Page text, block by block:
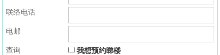
联络电话
电邮
查询
我想预约睇楼